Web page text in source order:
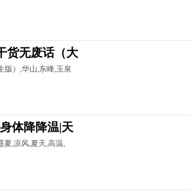
货无废话（大
版）,华山,东峰,玉泉
体降降温|天
,凉风,夏天,高温,